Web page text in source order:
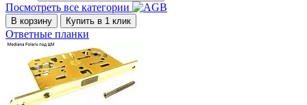
Посмотреть все категории
В корзину Купить в 1 клик
Ответные планки